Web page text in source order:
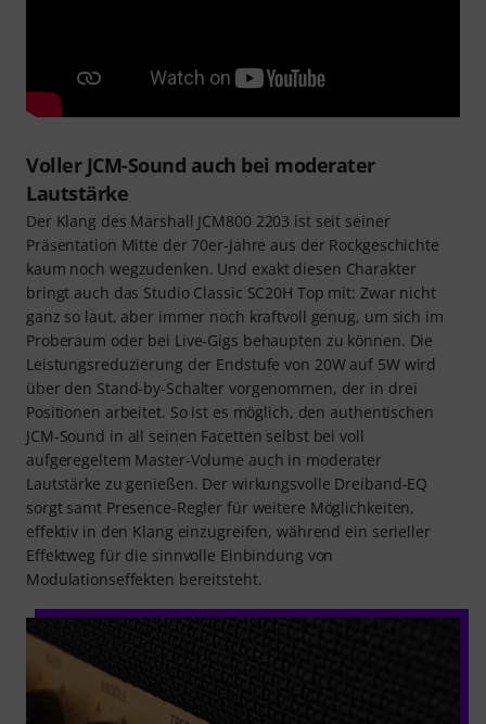
Voller JCM-Sound auch bei moderater
Lautstärke
Der Klang des Marshall JCM800 2203 ist seit seiner
Präsentation Mitte der 70er-Jahre aus der Rockgeschichte
kaum noch wegzudenken. Und exakt diesen Charakter
bringt auch das Studio Classic SC20H Top mit: Zwar nicht
ganz so laut, aber immer noch kraftvoll genug, um sich im
Proberaum oder bei Live-Gigs behaupten zu können. Die
Leistungsreduzierung der Endstufe von 20W auf 5W wird
über den Stand-by-Schalter vorgenommen, der in drei
Positionen arbeitet. So ist es möglich, den authentischen
JCM-Sound in all seinen Facetten selbst bei voll
aufgeregeltem Master-Volume auch in moderater
Lautstärke zu genießen. Der wirkungsvolle Dreiband-EQ
sorgt samt Presence-Regler für weitere Möglichkeiten,
effektiv in den Klang einzugreifen, während ein serieller
Effektweg für die sinnvolle Einbindung von
Modulationseffekten bereitsteht.